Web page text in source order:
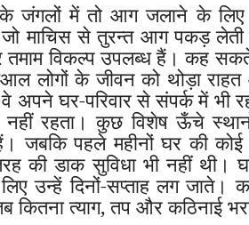
जंगलों में तो आग जलाने के लिए
माचिस से तुरन्त आग पकड़
विकल्प उपलब्ध हैं। कह
लोगों के जीवन को थोड़ा राहत
घर-परिवार से संपर्क में भी
नहीं रहता। कुछ विशेष ऊँचे
जबकि पहले महीनों घर की
की डाक सुविधा भी नहीं थी।
उन्हें दिनों-सप्ताह लग
कितना त्याग, तप और कठिनाई